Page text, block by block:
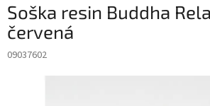
Soška resin Buddha
červená
09037602